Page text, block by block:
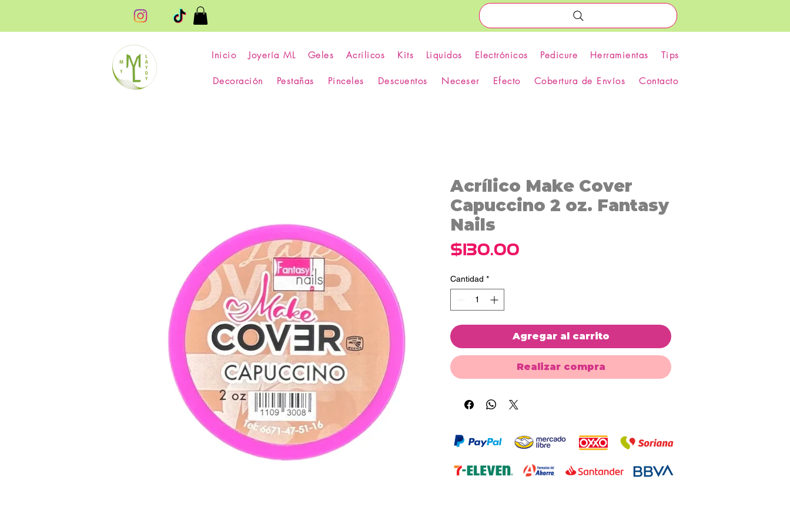
Inicio Joyería ML Geles Acrilicos Kits Liquidos Electrónicos Pedicure Herramientas Tips
Decoración Pestañas Pinceles Descuentos Neceser Efecto Cobertura de Envíos Contacto
Acrílico Make Cover
Capuccino 2 oz. Fantasy
Nails
$130.00
Cantidad *
Agregar al carrito
Realizar compra